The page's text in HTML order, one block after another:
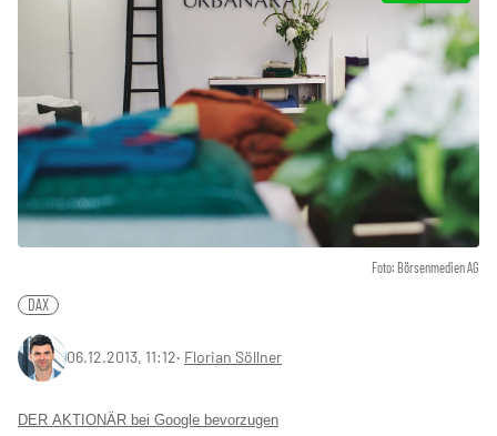
Foto: Börsenmedien AG
DAX
06.12.2013, 11:12‧ Florian Söllner
DER AKTIONÄR bei Google bevorzugen